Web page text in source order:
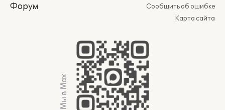
Форум
Сообщить об ошибке
Карта сайта
Мы в Max